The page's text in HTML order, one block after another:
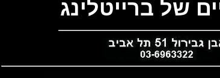
של ברייטלינג